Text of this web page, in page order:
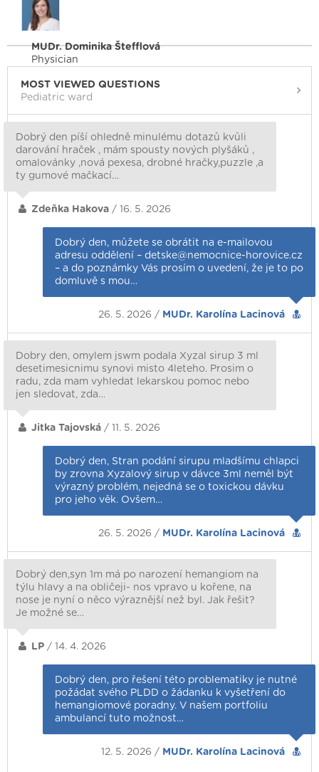
MUDr. Dominika Štefflová
Physician
MOST VIEWED QUESTIONS
Pediatric ward
Dobrý den píší ohledně minulému dotazů kvůli
darování hraček , mám spousty nových plyšáků ,
omalovánky ,nová pexesa, drobné hračky,puzzle ,a
ty gumové mačkací…
Zdeňka Hakova / 16. 5. 2026
Dobrý den, můžete se obrátit na e-mailovou
adresu oddělení – detske@nemocnice-horovice.cz
– a do poznámky Vás prosím o uvedení, že je to po
domluvě s mou…
26. 5. 2026 / MUDr. Karolína Lacinová
Dobry den, omylem jswm podala Xyzal sirup 3 ml
desetimesicnimu synovi misto 4leteho. Prosim o
radu, zda mam vyhledat lekarskou pomoc nebo
jen sledovat, zda…
Jitka Tajovská / 11. 5. 2026
Dobrý den, Stran podání sirupu mladšímu chlapci
by zrovna Xyzalový sirup v dávce 3ml neměl být
výrazný problém, nejedná se o toxickou dávku
pro jeho věk. Ovšem…
26. 5. 2026 / MUDr. Karolína Lacinová
Dobrý den,syn 1m má po narození hemangiom na
týlu hlavy a na obličeji- nos vpravo u kořene, na
nose je nyní o něco výraznější než byl. Jak řešit?
Je možné se…
LP / 14. 4. 2026
Dobrý den, pro řešení této problematiky je nutné
požádat svého PLDD o žádanku k vyšetření do
hemangiomové poradny. V našem portfoliu
ambulancí tuto možnost…
12. 5. 2026 / MUDr. Karolína Lacinová